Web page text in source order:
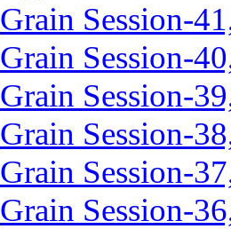
Grain Session-
Grain Session-
Grain Session-
Grain Session-
Grain Session-
Grain Session-